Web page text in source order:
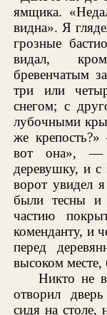
ямщика.
видна». Я
грозные
видал,
бревенчатым
три или
снегом; с
лубочными
же
вот она», —
деревушку, и
ворот увидел
были тесны
частию
коменданту, и
перед
высоком месте,
Никто не
отворил
сидя на столе,